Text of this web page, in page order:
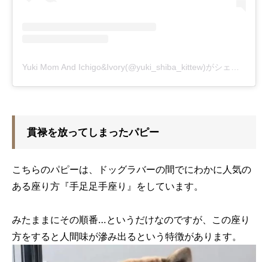
貫禄を放ってしまったパピー
こちらのパピーは、ドッグラバーの間でにわかに人気の
ある座り方『手足足手座り』をしています。
みたままにその順番…というだけなのですが、この座り
方をすると人間味が滲み出るという特徴があります。